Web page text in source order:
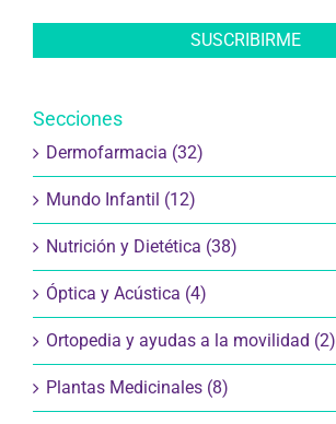
Secciones
Dermofarmacia (32)
Mundo Infantil (12)
Nutrición y Dietética (38)
Óptica y Acústica (4)
Ortopedia y ayudas a la movilidad (2)
Plantas Medicinales (8)